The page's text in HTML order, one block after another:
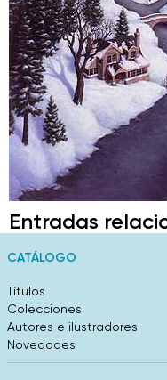
Entradas
CATÁLOGO
Títulos
Colecciones
Autores e ilustradores
Novedades